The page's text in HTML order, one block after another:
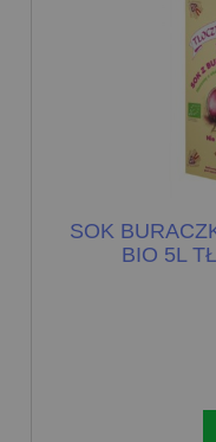
SOK
BIO 5L